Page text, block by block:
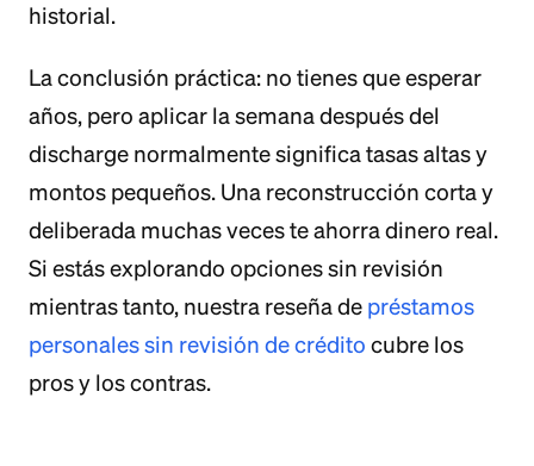
historial.
La conclusión práctica: no tienes que esperar
años, pero aplicar la semana después del
discharge normalmente significa tasas altas y
montos pequeños. Una reconstrucción corta y
deliberada muchas veces te ahorra dinero real.
Si estás explorando opciones sin revisión
mientras tanto, nuestra reseña de préstamos
personales sin revisión de crédito cubre los
pros y los contras.